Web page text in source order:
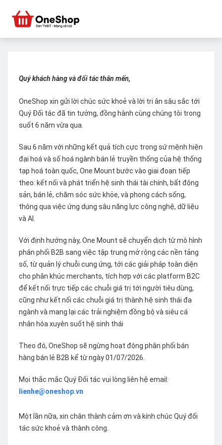
Quý khách hàng và đối tác thân mến,
OneShop xin gửi lời chúc sức khoẻ và lời tri ân sâu sắc tới
Quý Đối tác đã tin tưởng, đồng hành cùng chúng tôi trong
suốt 6 năm vừa qua.
Sau 6 năm với những kết quả tích cực trong sứ mệnh hiện
đại hoá và số hoá ngành bán lẻ truyền thống của hệ thống
tạp hoá toàn quốc, One Mount bước vào giai đoạn tiếp
theo: kết nối và phát triển hệ sinh thái tài chính, bất động
sản, bán lẻ, chăm sóc sức khỏe, và phong cách sống,
thông qua việc ứng dụng sâu năng lực công nghệ, dữ liệu
và AI.
Với định hướng này, One Mount sẽ chuyển dịch từ mô hình
phân phối B2B sang việc tập trung mở rộng các nền tảng
số, từ quản lý chuỗi cung ứng, tới các giải pháp toàn diện
cho phân khúc merchants, tích hợp với các platform B2C
để kết nối trực tiếp các chuỗi giá trị tới người tiêu dùng,
cũng như kết nối các chuỗi giá trị thành hệ sinh thái đa
ngành và mang lại các trải nghiệm đồng bộ và siêu cá
nhân hóa xuyên suốt hệ sinh thái
Theo đó, OneShop sẽ ngừng hoạt động phân phối bán
hàng bán lẻ B2B kể từ ngày 01/07/2026.
Mọi thắc mắc Quý Đối tác vui lòng liên hệ email:
lienhe@oneshop.vn
Một lần nữa, xin chân thành cảm ơn và kính chúc Quý đối
tác sức khoẻ và thành công.